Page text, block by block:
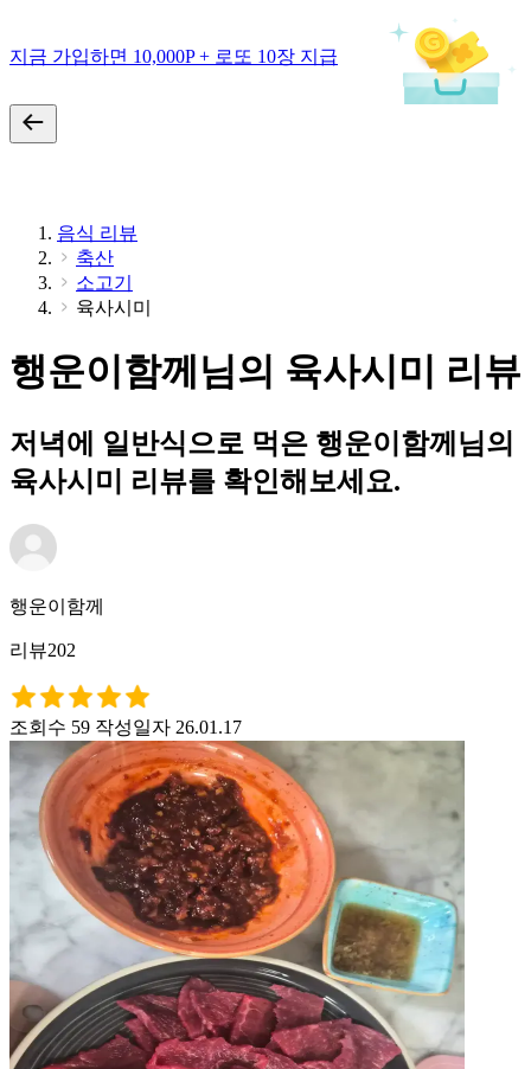
지금 가입하면 10,000P + 로또 10장 지급
음식 리뷰
축산
소고기
육사시미
행운이함께님의 육사시미 리뷰
저녁에 일반식으로 먹은 행운이함께님의
육사시미 리뷰를 확인해보세요.
행운이함께
리뷰202
조회수 59 작성일자 26.01.17